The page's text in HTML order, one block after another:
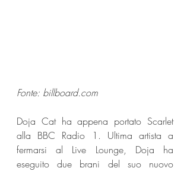
Fonte: billboard.com
Doja Cat ha appena portato Scarlet
alla BBC Radio 1. Ultima artista a
fermarsi al Live Lounge, Doja ha
eseguito due brani del suo nuovo